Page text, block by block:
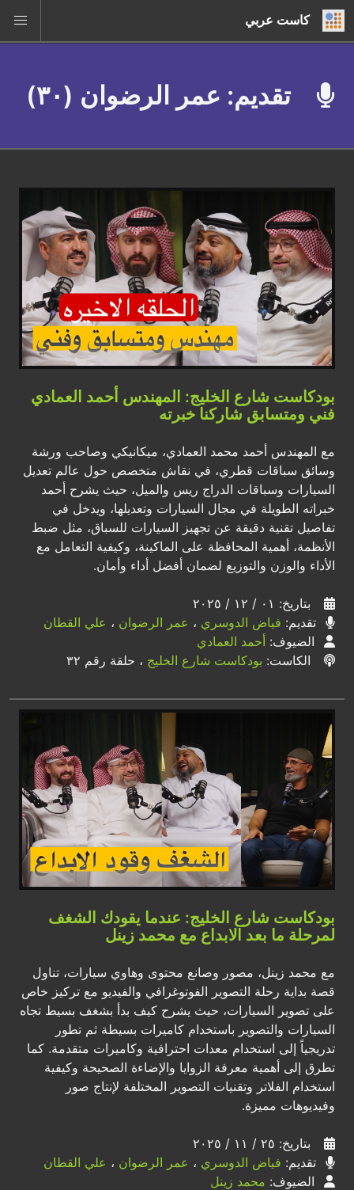
كاست عربي
تقديم: عمر الرضوان (٣٠)
بودكاست شارع الخليج: المهندس أحمد العمادي
فني ومتسابق شاركنا خبرته
مع المهندس أحمد محمد العمادي، ميكانيكي وصاحب ورشة
وسائق سباقات قطري، في نقاش متخصص حول عالم تعديل
السيارات وسباقات الدراج ريس والميل، حيث يشرح أحمد
خبراته الطويلة في مجال السيارات وتعديلها، ويدخل في
تفاصيل تقنية دقيقة عن تجهيز السيارات للسباق، مثل ضبط
الأنظمة، أهمية المحافظة على الماكينة، وكيفية التعامل مع
الأداء والوزن والتوزيع لضمان أفضل أداء وأمان.
بتاريخ: ٠١ / ١٢ / ٢٠٢٥
تقديم: فياض الدوسري ، عمر الرضوان ، علي القطان
الضيوف: أحمد العمادي
الكاست: بودكاست شارع الخليج ، حلقة رقم ٣٢
بودكاست شارع الخليج: عندما يقودك الشغف
لمرحلة ما بعد الابداع مع محمد زينل
مع محمد زينل، مصور وصانع محتوى وهاوي سيارات، تناول
قصة بداية رحلة التصوير الفوتوغرافي والفيديو مع تركيز خاص
على تصوير السيارات، حيث يشرح كيف بدأ بشغف بسيط تجاه
السيارات والتصوير باستخدام كاميرات بسيطة ثم تطور
تدريجياً إلى استخدام معدات احترافية وكاميرات متقدمة. كما
تطرق إلى أهمية معرفة الزوايا والإضاءة الصحيحة وكيفية
استخدام الفلاتر وتقنيات التصوير المختلفة لإنتاج صور
وفيديوهات مميزة.
بتاريخ: ٢٥ / ١١ / ٢٠٢٥
تقديم: فياض الدوسري ، عمر الرضوان ، علي القطان
الضيوف: محمد زينل